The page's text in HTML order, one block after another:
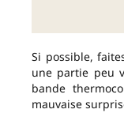
Si possible,
une partie peu
bande
mauvaise